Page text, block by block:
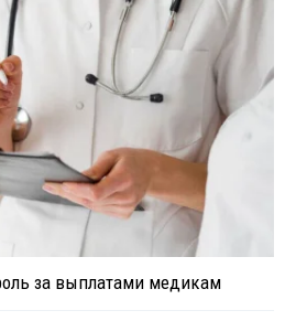
за выплатами медикам